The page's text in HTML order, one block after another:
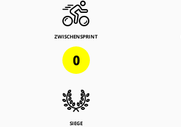
ZWISCHENSPRINT
0
SIEGE